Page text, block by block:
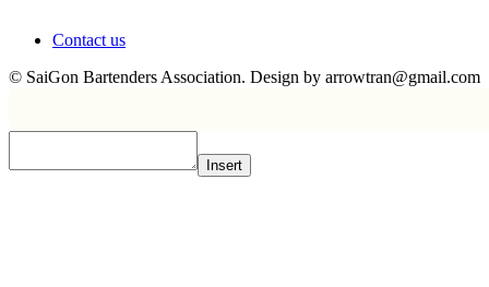
Contact us
© SaiGon Bartenders Association. Design by arrowtran@gmail.com
Insert